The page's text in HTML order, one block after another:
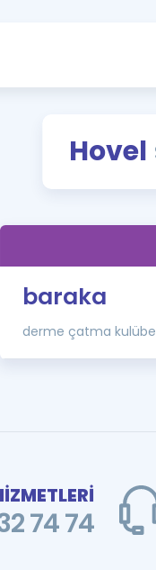
Hovel
baraka
derme çatma kulübe
74 74